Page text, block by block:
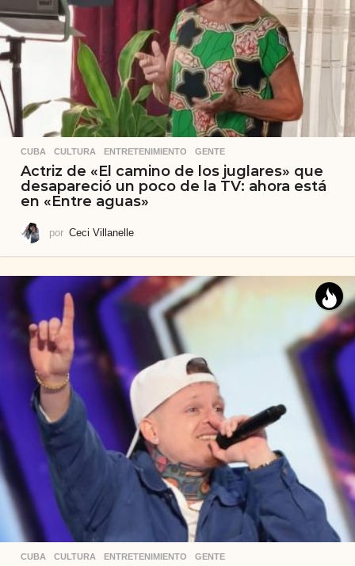
CUBA ,CULTURA ,ENTRETENIMIENTO ,GENTE
Actriz de «El camino de los juglares» que
desapareció un poco de la TV: ahora está
en «Entre aguas»
por Ceci Villanelle
CUBA ,CULTURA ,ENTRETENIMIENTO ,GENTE